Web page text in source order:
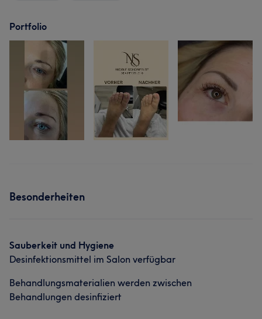
Portfolio
Besonderheiten
Sauberkeit und Hygiene
Desinfektionsmittel im Salon verfügbar
Behandlungsmaterialien werden zwischen
Behandlungen desinfiziert